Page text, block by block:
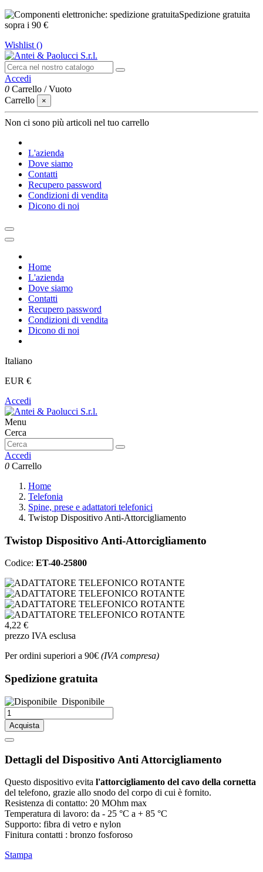
Spedizione gratuita
sopra i 90 €
Wishlist ()
Accedi
0 Carrello /Vuoto
Carrello
×
Non ci sono più articoli nel tuo carrello
L'azienda
Dove siamo
Contatti
Recupero password
Condizioni di vendita
Dicono di noi
Home
L'azienda
Dove siamo
Contatti
Recupero password
Condizioni di vendita
Dicono di noi
Italiano
EUR €
Accedi
Menu
Cerca
Accedi
0 Carrello
Home
Telefonia
Spine, prese e adattatori telefonici
Twistop Dispositivo Anti-Attorcigliamento
Twistop Dispositivo Anti-Attorcigliamento
Codice: ET-40-25800
4,22 €
prezzo IVA esclusa
Per ordini superiori a 90€ (IVA compresa)
Spedizione gratuita
Disponibile
Acquista
Dettagli del Dispositivo Anti Attorcigliamento
Questo dispositivo evita l'attorcigliamento del cavo della cornetta
del telefono, grazie allo snodo del corpo di cui è fornito.
Resistenza di contatto: 20 MOhm max
Temperatura di lavoro: da - 25 °C a + 85 °C
Supporto: fibra di vetro e nylon
Finitura contatti : bronzo fosforoso
Stampa